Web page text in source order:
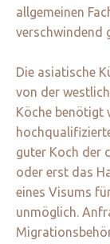
allgemeinen
verschwindend
Die asiatische
von der
Köche benötigt
guter Koch der
oder erst das
eines Visums
unmöglich.